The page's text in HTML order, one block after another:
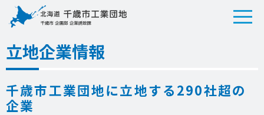
立地企業情報
千歳市工業団地に立地する290社超の
企業